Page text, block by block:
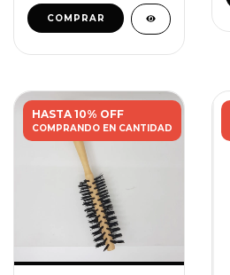
HASTA 10% OFF
COMPRANDO EN CANTIDAD